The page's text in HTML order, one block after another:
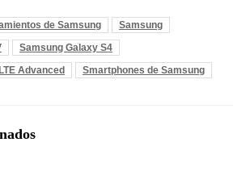
de Samsung
Samsung
Samsung Galaxy S4
Advanced
Smartphones de Samsung